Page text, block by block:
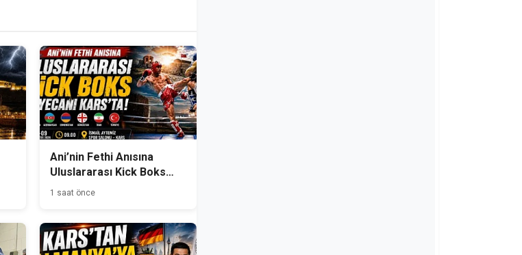
Ani’nin Fethi Anısına
Uluslararası Kick Boks
Heyecanı Kars’ta
1 saat önce